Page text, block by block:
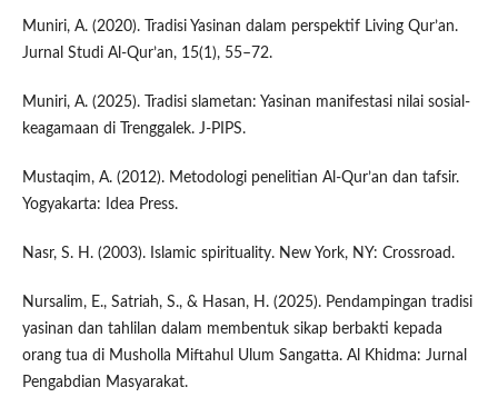
Muniri, A. (2020). Tradisi Yasinan dalam perspektif Living Qur’an.
Jurnal Studi Al-Qur’an, 15(1), 55–72.
Muniri, A. (2025). Tradisi slametan: Yasinan manifestasi nilai sosial-
keagamaan di Trenggalek. J-PIPS.
Mustaqim, A. (2012). Metodologi penelitian Al-Qur’an dan tafsir.
Yogyakarta: Idea Press.
Nasr, S. H. (2003). Islamic spirituality. New York, NY: Crossroad.
Nursalim, E., Satriah, S., & Hasan, H. (2025). Pendampingan tradisi
yasinan dan tahlilan dalam membentuk sikap berbakti kepada
orang tua di Musholla Miftahul Ulum Sangatta. Al Khidma: Jurnal
Pengabdian Masyarakat.